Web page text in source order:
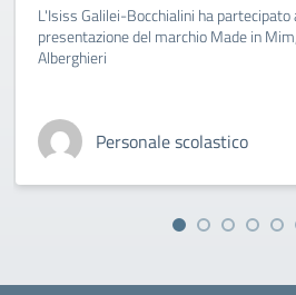
L'Isiss Galilei-Bocchialini ha
presentazione del marchio Made in
Alberghieri
Personale scolastico